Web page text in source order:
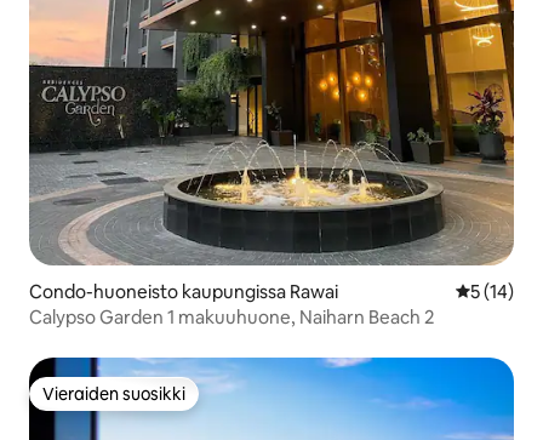
Condo-huoneisto kaupungissa Rawai
5 (14)
Calypso Garden 1 makuuhuone, Naiharn Beach 2
Vieraiden suosikki
Vieraiden suosikki